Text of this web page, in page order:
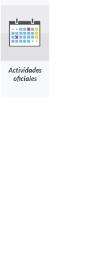
Actividades
oficiales